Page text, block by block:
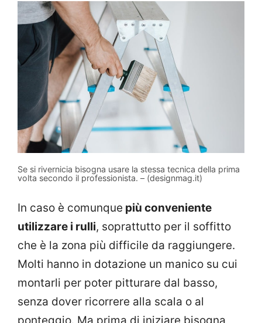
Se si rivernicia bisogna usare la stessa tecnica della prima
volta secondo il professionista. – (designmag.it)
In caso è comunque più conveniente
utilizzare i rulli, soprattutto per il soffitto
che è la zona più difficile da raggiungere.
Molti hanno in dotazione un manico su cui
montarli per poter pitturare dal basso,
senza dover ricorrere alla scala o al